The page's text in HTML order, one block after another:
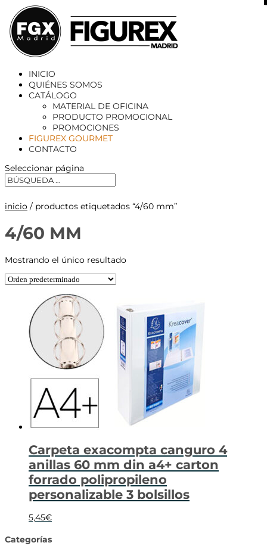
INICIO
QUIÉNES SOMOS
CATÁLOGO
MATERIAL DE OFICINA
PRODUCTO PROMOCIONAL
PROMOCIONES
FIGUREX GOURMET
CONTACTO
Seleccionar página
inicio / productos etiquetados “4/60 mm”
4/60 MM
Mostrando el único resultado
Carpeta exacompta canguro 4
anillas 60 mm din a4+ carton
forrado polipropileno
personalizable 3 bolsillos
5,45€
Categorías